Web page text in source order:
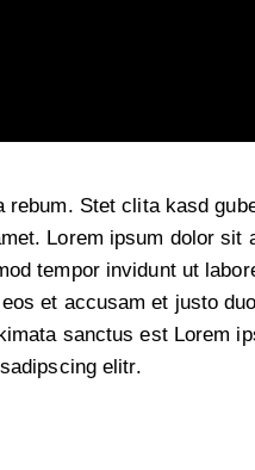
Stet clita kasd
Lorem ipsum dolor sit
tempor invidunt ut
et accusam et justo
sanctus est Lorem
elitr.